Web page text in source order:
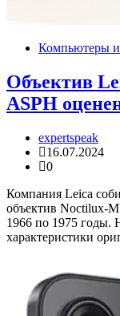
Компьютеры
Объектив
ASPH
expertspeak
16.07.2024
0
Компания Leica
объектив Noctilux-
1966 по 1975 годы.
характеристики